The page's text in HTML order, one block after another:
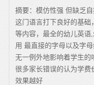
摘要：模仿性强 但缺乏
这门语言打下良好的基
等内容，最全的幼儿英语
用 最直接的字母以及字
无一例外地影响着学生的
很多家长错误的认为学
效果越好